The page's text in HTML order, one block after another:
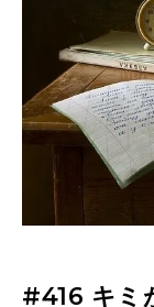
#416 キミ